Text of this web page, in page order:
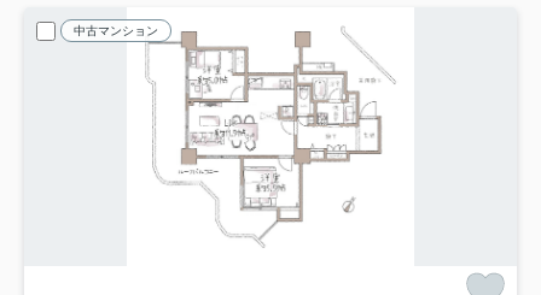
中古マンション